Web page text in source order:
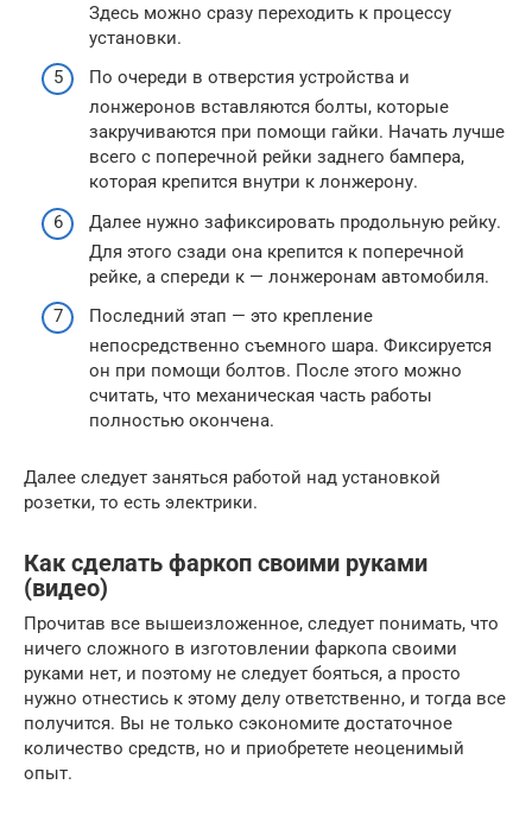
Здесь можно сразу переходить к процессу
установки.
По очереди в отверстия устройства и
лонжеронов вставляются болты, которые
закручиваются при помощи гайки. Начать лучше
всего с поперечной рейки заднего бампера,
которая крепится внутри к лонжерону.
Далее нужно зафиксировать продольную рейку.
Для этого сзади она крепится к поперечной
рейке, а спереди к — лонжеронам автомобиля.
Последний этап — это крепление
непосредственно съемного шара. Фиксируется
он при помощи болтов. После этого можно
считать, что механическая часть работы
полностью окончена.
Далее следует заняться работой над установкой
розетки, то есть электрики.
Как сделать фаркоп своими руками
(видео)
Прочитав все вышеизложенное, следует понимать, что
ничего сложного в изготовлении фаркопа своими
руками нет, и поэтому не следует бояться, а просто
нужно отнестись к этому делу ответственно, и тогда все
получится. Вы не только сэкономите достаточное
количество средств, но и приобретете неоценимый
опыт.